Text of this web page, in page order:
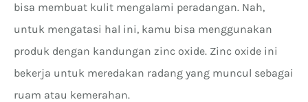
bisa membuat kulit mengalami peradangan. Nah,
untuk mengatasi hal ini, kamu bisa menggunakan
produk dengan kandungan zinc oxide. Zinc oxide ini
bekerja untuk meredakan radang yang muncul sebagai
ruam atau kemerahan.